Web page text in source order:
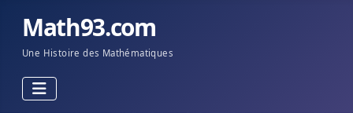
Math93.com
Une Histoire des Mathématiques